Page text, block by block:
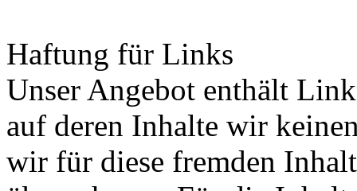
Haftung für Links
Unser Angebot enthält
auf deren Inhalte wir
wir für diese fremden